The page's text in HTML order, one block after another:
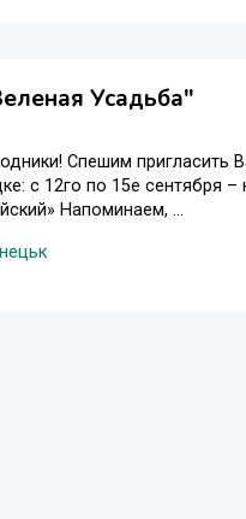
Усадьба"
Спешим пригласить
с 12го по 15е сентября
Напоминаем, ...